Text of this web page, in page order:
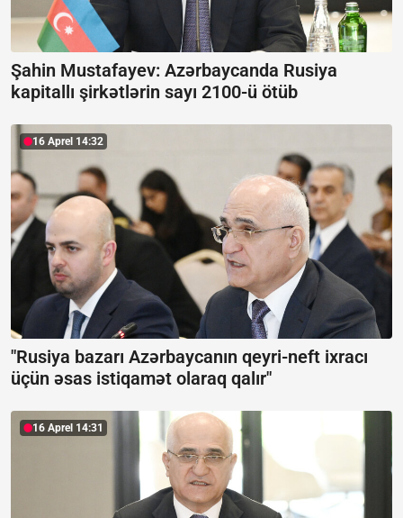
Şahin Mustafayev: Azərbaycanda Rusiya
kapitallı şirkətlərin sayı 2100-ü ötüb
16 Aprel 14:32
"Rusiya bazarı Azərbaycanın qeyri-neft ixracı
üçün əsas istiqamət olaraq qalır"
16 Aprel 14:31